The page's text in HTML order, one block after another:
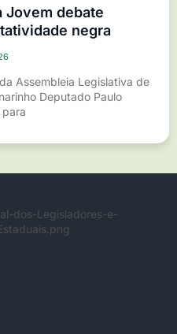
Jovem debate
negra
Assembleia Legislativa de
Deputado Paulo